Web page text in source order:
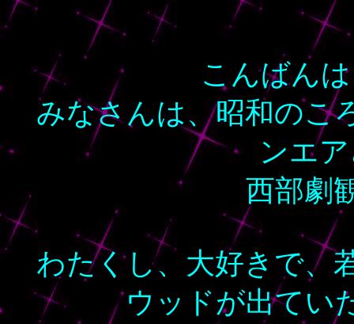
こんばん
みなさんは、昭和のこ
ンエ
西部劇
わたくし、大好きで、
ウッドが出てい